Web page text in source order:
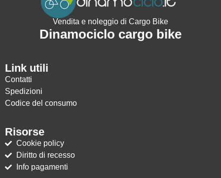
Vendita e noleggio di Cargo Bike
Dinamociclo cargo bike
Link utili
Contatti
Spedizioni
Codice del consumo
Risorse
Cookie policy
Diritto di recesso
Info pagamenti